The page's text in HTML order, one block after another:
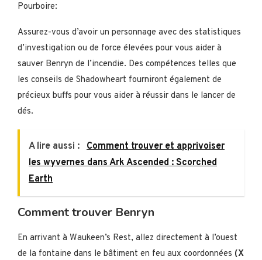
Pourboire:
Assurez-vous d’avoir un personnage avec des statistiques
d’investigation ou de force élevées pour vous aider à
sauver Benryn de l’incendie. Des compétences telles que
les conseils de Shadowheart fourniront également de
précieux buffs pour vous aider à réussir dans le lancer de
dés.
A lire aussi :
Comment trouver et apprivoiser
les wyvernes dans Ark Ascended : Scorched
Earth
Comment trouver Benryn
En arrivant à Waukeen’s Rest, allez directement à l’ouest
de la fontaine dans le bâtiment en feu aux coordonnées (X